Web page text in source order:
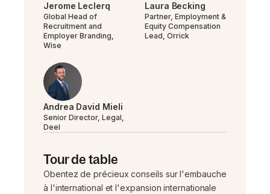
Jerome Leclerq
Global Head of
Recruitment and
Employer Branding,
Wise
Laura Becking
Partner, Employment &
Equity Compensation
Lead, Orrick
Andrea David Mieli
Senior Director, Legal,
Deel
Tour de table
Obentez de précieux conseils sur l'embauche
à l'international et l'expansion internationale